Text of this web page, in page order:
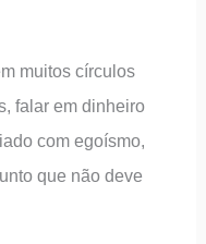
muitos círculos
falar em dinheiro
com egoísmo,
que não deve